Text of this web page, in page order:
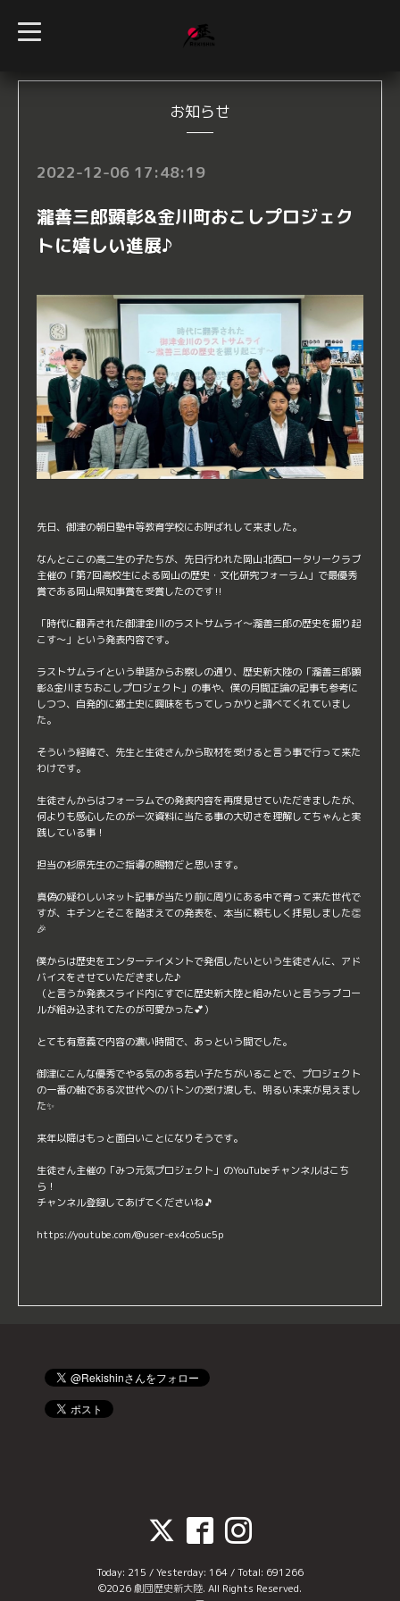
t
o
l
お知らせ
2022-12-06 17:48:19
瀧善三郎顕彰&金川町おこしプロジェク
トに嬉しい進展♪
先日、御津の朝日塾中等教育学校にお呼ばれして来ました。
なんとここの高二生の子たちが、先日行われた岡山北西ロータリークラブ
主催の「第7回高校生による岡山の歴史・文化研究フォーラム」で最優秀
賞である岡山県知事賞を受賞したのです‼️
「時代に翻弄された御津金川のラストサムライ〜瀧善三郎の歴史を掘り起
こす〜」という発表内容です。
ラストサムライという単語からお察しの通り、歴史新大陸の「瀧善三郎顕
彰&金川まちおこしプロジェクト」の事や、僕の月間正論の記事も参考に
しつつ、自発的に郷土史に興味をもってしっかりと調べてくれていまし
た。
そういう経緯で、先生と生徒さんから取材を受けると言う事で行って来た
わけです。
生徒さんからはフォーラムでの発表内容を再度見せていただきましたが、
何よりも感心したのが一次資料に当たる事の大切さを理解してちゃんと実
践している事！
担当の杉原先生のご指導の賜物だと思います。
真偽の疑わしいネット記事が当たり前に周りにある中で育って来た世代で
すが、キチンとそこを踏まえての発表を、本当に頼もしく拝見しました👏
🎉
僕からは歴史をエンターテイメントで発信したいという生徒さんに、アド
バイスをさせていただきました♪
（と言うか発表スライド内にすでに歴史新大陸と組みたいと言うラブコー
ルが組み込まれてたのが可愛かった💕）
とても有意義で内容の濃い時間で、あっという間でした。
御津にこんな優秀でやる気のある若い子たちがいることで、プロジェクト
の一番の軸である次世代へのバトンの受け渡しも、明るい未来が見えまし
た✨
来年以降はもっと面白いことになりそうです。
生徒さん主催の「みつ元気プロジェクト」のYouTubeチャンネルはこち
ら！
チャンネル登録してあげてくださいね🎵
https://youtube.com/@user-ex4co5uc5p
Today: 215 / Yesterday: 164/ Total: 691266
©2026劇団歴史新大陸. All Rights Reserved.